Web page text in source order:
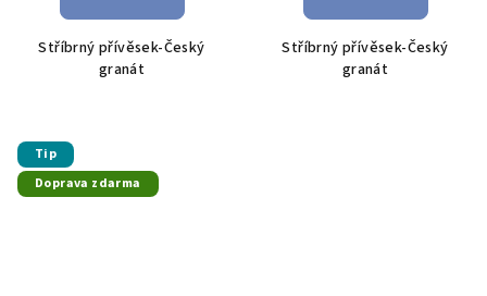
Stříbrný přívěsek-Český
granát
Stříbrný přívěsek-Český
granát
Tip
Doprava zdarma